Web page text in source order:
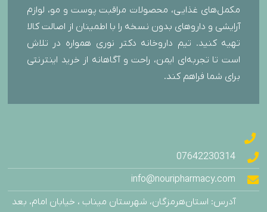
مکمل‌های غذایی، محصولات مراقبت پوست و مو، لوازم
آرایشی و داروهای بدون نسخه را با اطمینان از اصالت کالا
تهیه کنید. تیم داروخانه دکتر نوری همواره در تلاش
است تا تجربه‌ای ایمن، راحت و آگاهانه از خرید اینترنتی
برای شما فراهم کند.
07642230314
info@nouripharmacy.com
آدرس: استان‌هرمزگان، شهرستان میناب ، خیابان امام، بعد